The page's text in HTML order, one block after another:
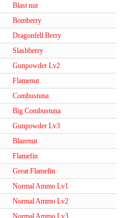
Blast nut
Bomberry
Dragonfell Berry
Slashberry
Gunpowder Lv2
Flamenut
Combustuna
Big Combustuna
Gunpowder Lv3
Blazenut
Flamefin
Great Flamefin
Normal Ammo Lv1
Normal Ammo Lv2
Normal Ammo Lv3